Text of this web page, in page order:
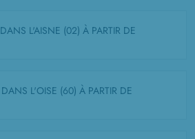
18 OFFRES DANS L'AISNE (02) À PARTIR DE
93 OFFRES DANS L'OISE (60) À PARTIR DE